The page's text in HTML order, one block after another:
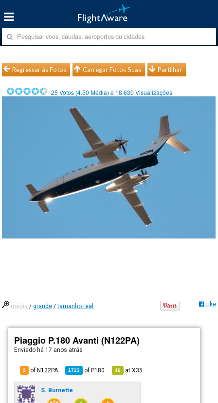
Regressar às Fotos Carregar Fotos Suas Partilhar
25 Votos (4.50 Média) e 18.630 Visualizações
média /grande /tamanho real Like
Piaggio P.180 Avanti (N122PA)
Enviado há 17 anos atrás
2 of N122PA 1723 ofP180 46 atX35
S. Burnette